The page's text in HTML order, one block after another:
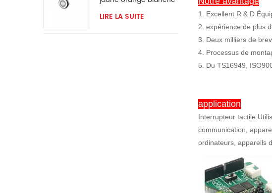
1. Excellent R & D
2. expérience de plus
3. Deux milliers de
4. Processus de
5. Du TS16949,
application
Interrupteur tactile
communication,
ordinateurs, appareils
bouton LED Bague
LIRE LA SUITE